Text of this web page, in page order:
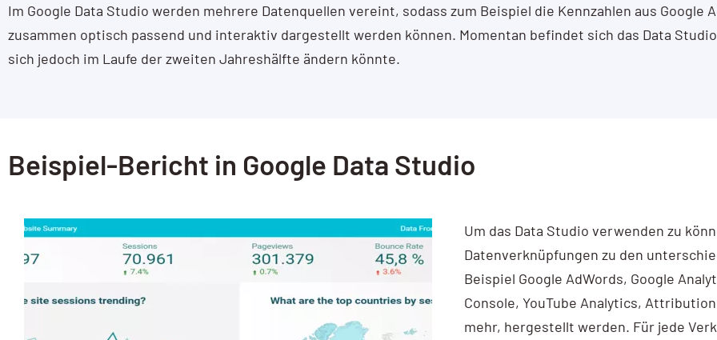
Im Google Data Studio werden mehrere Datenquellen vereint, sodass zum Beispiel die Kennzahlen aus Google
zusammen optisch passend und interaktiv dargestellt werden können. Momentan befindet sich das Data
sich jedoch im Laufe der zweiten Jahreshälfte ändern könnte.
Beispiel-Bericht in Google Data Studio
Um das Data Studio verwenden zu
Datenverknüpfungen zu den
Beispiel Google AdWords, Google
Console, YouTube Analytics,
mehr, hergestellt werden. Für jede